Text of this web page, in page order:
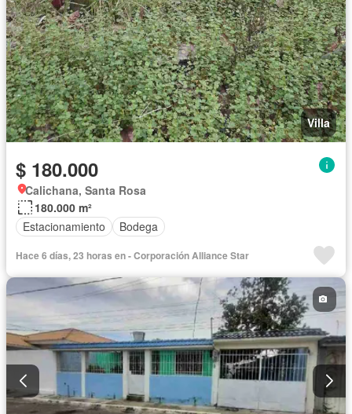
Villa
$ 180.000
Calichana, Santa Rosa
180.000 m²
Estacionamiento
Bodega
Hace 6 días, 23 horas en - Corporación Alliance Star